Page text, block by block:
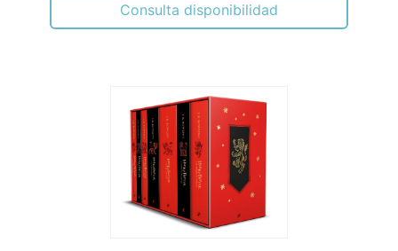
Consulta disponibilidad